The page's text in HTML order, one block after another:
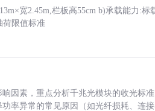
宽2.45m,栏板高55cm b)承载能力:标
荷限值标准
因素，重点分析千兆光模块的收光标
率异常的常见原因（如光纤损耗、连